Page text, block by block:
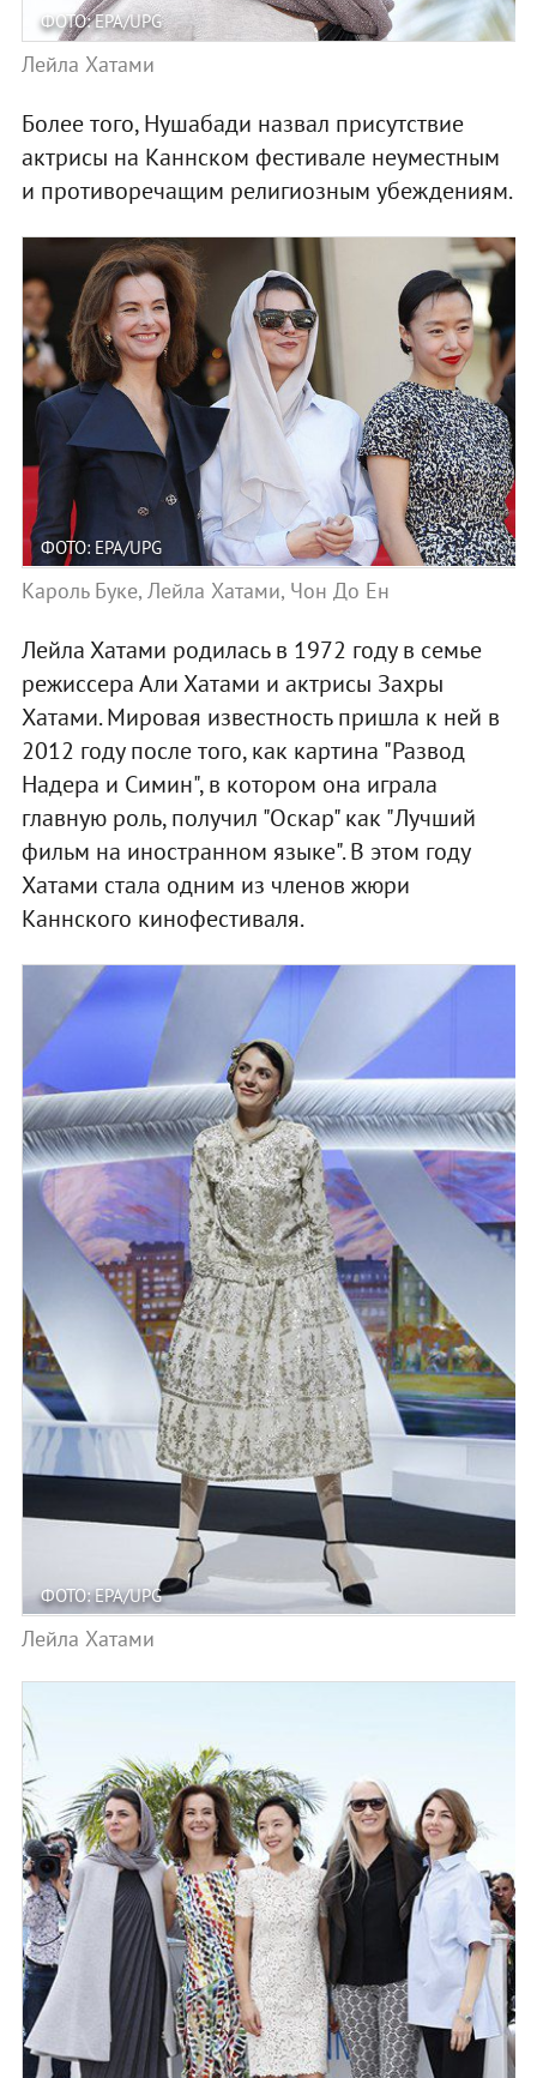
ФОТО: EPA/UPG
Лейла Хатами
Более того, Нушабади назвал присутствие
актрисы на Каннском фестивале неуместным
и противоречащим религиозным убеждениям.
ФОТО: EPA/UPG
Кароль Буке, Лейла Хатами, Чон До Ен
Лейла Хатами родилась в 1972 году в семье
режиссера Али Хатами и актрисы Захры
Хатами. Мировая известность пришла к ней в
2012 году после того, как картина "Развод
Надера и Симин", в котором она играла
главную роль, получил "Оскар" как "Лучший
фильм на иностранном языке". В этом году
Хатами стала одним из членов жюри
Каннского кинофестиваля.
ФОТО: EPA/UPG
Лейла Хатами